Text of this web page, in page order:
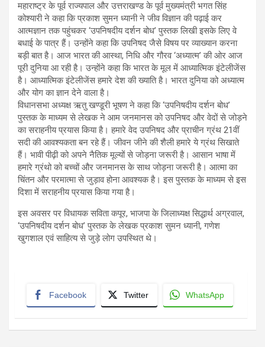
महाराष्ट्र के पूर्व राज्यपाल और उत्तराखण्ड के पूर्व मुख्यमंत्री भगत सिंह
कोश्यारी ने कहा कि प्रकाश सुमन ध्यानी ने जीव विज्ञान की पढ़ाई कर
आत्मज्ञान तक पहुंचकर ‘उपनिषदीय दर्शन बोध’ पुस्तक लिखी इसके लिए वे
बधाई के पात्र हैं। उन्होंने कहा कि उपनिषद जैसे विषय पर व्याख्यान करना
बड़ी बात है। आज भारत की आस्था, निधि और गौरव ‘अध्यात्म’ की ओर आज
पूरी दुनिया आ रही है। उन्होंने कहा कि भारत के मूल में आध्यात्मिक इंटेलीजेंस
है। आध्यात्मिक इंटेलीजेंस हमारे देश की ख्याति है। भारत दुनिया को अध्यात्म
और योग का ज्ञान देने वाला है।
विधानसभा अध्यक्ष ऋतु खण्डूरी भूषण ने कहा कि ‘उपनिषदीय दर्शन बोध’
पुस्तक के माध्यम से लेखक ने आम जनमानस को उपनिषद और वेदों से जोड़ने
का सराहनीय प्रयास किया है। हमारे वेद उपनिषद और प्राचीन ग्रंथ 21वीं
सदी की आवश्यकता बन रहे हैं। जीवन जीने की शैली हमारे ये ग्रंथ सिखाते
हैं। भावी पीढ़ी को अपने नैतिक मूल्यों से जोड़ना जरूरी है। आसान भाषा में
हमारे ग्रंथो को बच्चों और जनमानस के साथ जोड़ना जरूरी है। आत्मा का
चिंतन और परमात्मा से जुड़ाव होना आवश्यक है। इस पुस्तक के माध्यम से इस
दिशा में सराहनीय प्रयास किया गया है।
इस अवसर पर विधायक सविता कपूर, भाजपा के जिलाध्यक्ष सिद्धार्थ अग्रवाल,
‘उपनिषदीय दर्शन बोध’ पुस्तक के लेखक प्रकाश सुमन ध्यानी, गणेश
खुगशाल एवं साहित्य से जुड़े लोग उपस्थित थे।
Facebook Twitter WhatsApp